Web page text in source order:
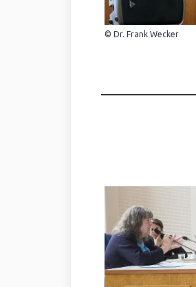
© Dr. Frank Wecker